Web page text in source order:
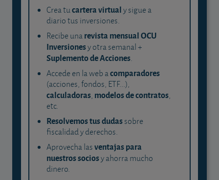
Crea tucartera virtualy sigue a
diario tus inversiones.
Recibe unarevista mensual OCU
Inversionesy otra semanal +
Suplemento de Acciones.
Accede en la web acomparadores
(acciones, fondos, ETF...),
calculadoras, modelos de contratos,
etc.
Resolvemos tus dudassobre
fiscalidad y derechos.
Aprovecha lasventajas para
nuestros sociosy ahorra mucho
dinero.